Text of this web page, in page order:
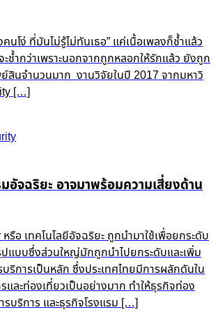
นโง่ ที่มันไม่รู้ไม่ทันเธอ” แค่เนื้อเพลงก็ช้ำแล้ว
ะช้ำกว่าเพราะนอกจากถูกหลอกให้รักแล้ว ยังถูก
สินจำนวนมาก งานวิจัยในปี 2017 จากมหาวิ
[…]
อัจฉริยะ อาจมาพร้อมความเสี่ยงด้าน
รือ เทคโนโลยีอัจฉริยะ ถูกนำมาใช้เพื่อยกระดับ
แบบซึ่งส่วนใหญ่มักถูกนำไปยกระดับและเพิ่ม
ริการเป็นหลัก ซึ่งประเทศไทยมีการผลักดันใน
และท่องเที่ยวเป็นอย่างมาก ทำให้ธุรกิจท่อง
รบริการ และธุรกิจโรงแรม […]